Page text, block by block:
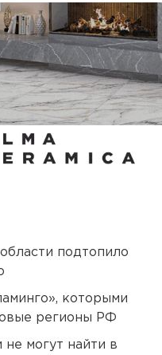
подтопило
которыми
регионы РФ
могут найти в